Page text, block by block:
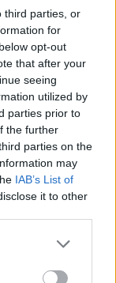
third parties, or
for
opt-out
that after your
seeing
utilized by
parties prior to
the further
parties on the
may
IAB’s List of
it to other
more Google
may click to
του τέλους»
και
για την
στρατηγικό
αλλά και
του
ο Ρώσος
θανατική